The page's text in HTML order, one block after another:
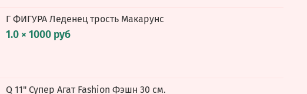
Г ФИГУРА Леденец трость Макарунс
1.0 × 1000 руб
Q 11" Супер Агат Fashion Фэшн 30 см.